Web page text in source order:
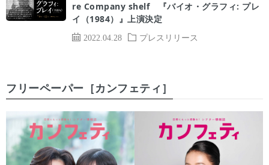
2022.04.28 プレスリリース
re Company shelf 『バイオ・グラフィ: プレ
イ（1984）』上演決定
フリーペーパー［カンフェティ］